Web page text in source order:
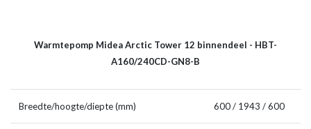
Warmtepomp Midea Arctic Tower 12 binnendeel - HBT-
A160/240CD-GN8-B
Breedte/hoogte/diepte (mm) 600 / 1943 / 600